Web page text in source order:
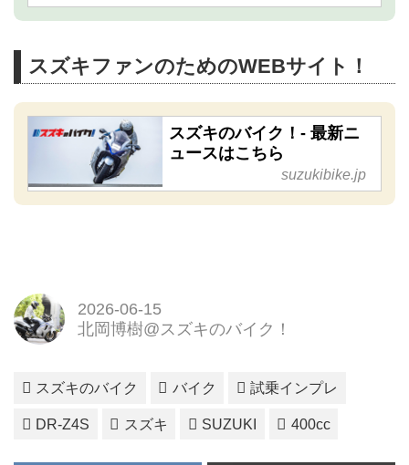
スズキファンのためのWEBサイト！
スズキのバイク！- 最新ニ
ュースはこちら
suzukibike.jp
2026-06-15
北岡博樹@スズキのバイク！
スズキのバイク バイク 試乗インプレ
DR-Z4S スズキ SUZUKI 400cc